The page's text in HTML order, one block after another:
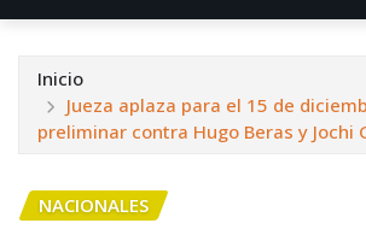
Inicio
Jueza aplaza para el 15 de
preliminar contra Hugo Beras y Jochi
NACIONALES